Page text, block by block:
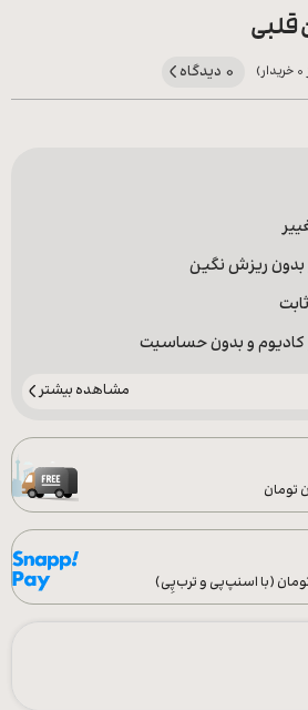
قلبی
0 دیدگاه
ریزش نگین
کادیوم و بدون حساسیت
مشاهده بیشتر